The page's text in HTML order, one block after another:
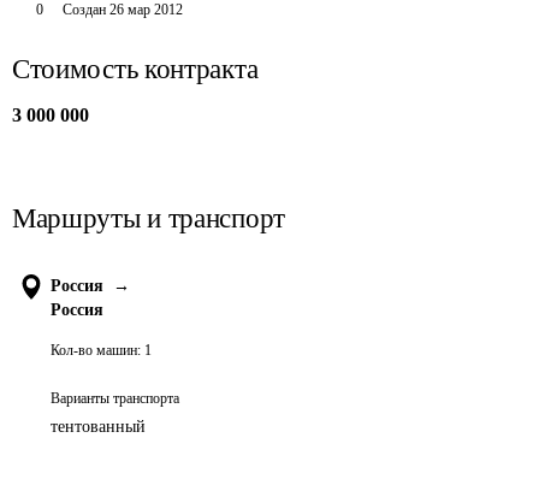
0 Создан 26 мар 2012
Стоимость контракта
3 000 000
Маршруты и транспорт
Россия
→
Россия
Кол-во машин: 1
Варианты транспорта
тентованный